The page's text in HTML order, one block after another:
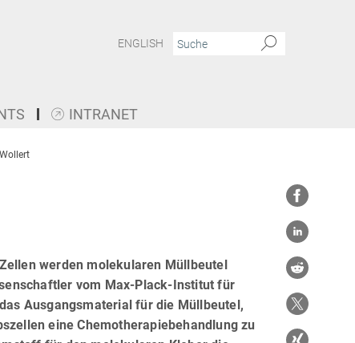
ENGLISH
INTRANET
werden molekularen Müllbeutel
vom Max-Plack-Institut für
Ausgangsmaterial für die Müllbeutel,
eine Chemotherapiebehandlung zu